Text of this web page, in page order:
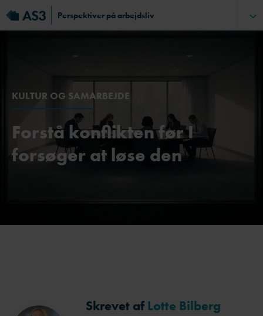
Perspektiver på arbejdsliv
KULTUR OG SAMARBEJDE
Forstå konflikten før I
forsøger at løse den
Skrevet af Lotte Bilberg